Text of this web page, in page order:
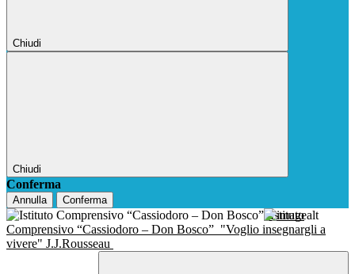
Chiudi
Chiudi
Conferma
Annulla Conferma
Istituto
Comprensivo “Cassiodoro – Don Bosco” "Voglio insegnargli a
vivere" J.J.Rousseau